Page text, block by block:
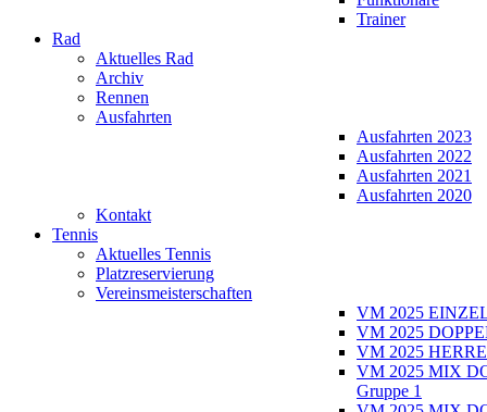
Trainer
Rad
Aktuelles Rad
Archiv
Rennen
Ausfahrten
Ausfahrten 2023
Ausfahrten 2022
Ausfahrten 2021
Ausfahrten 2020
Kontakt
Tennis
Aktuelles Tennis
Platzreservierung
Vereinsmeisterschaften
VM 2025
VM 2025
VM 2025
VM 2025 MIX
Gruppe 1